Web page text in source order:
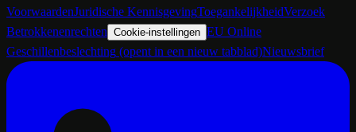
VoorwaardenJuridische KennisgevingToegankelijkheidVerzoek
Betrokkenenrechten Cookie-instellingen EU Online
Geschillenbeslechting (opent in een nieuw tabblad)Nieuwsbrief